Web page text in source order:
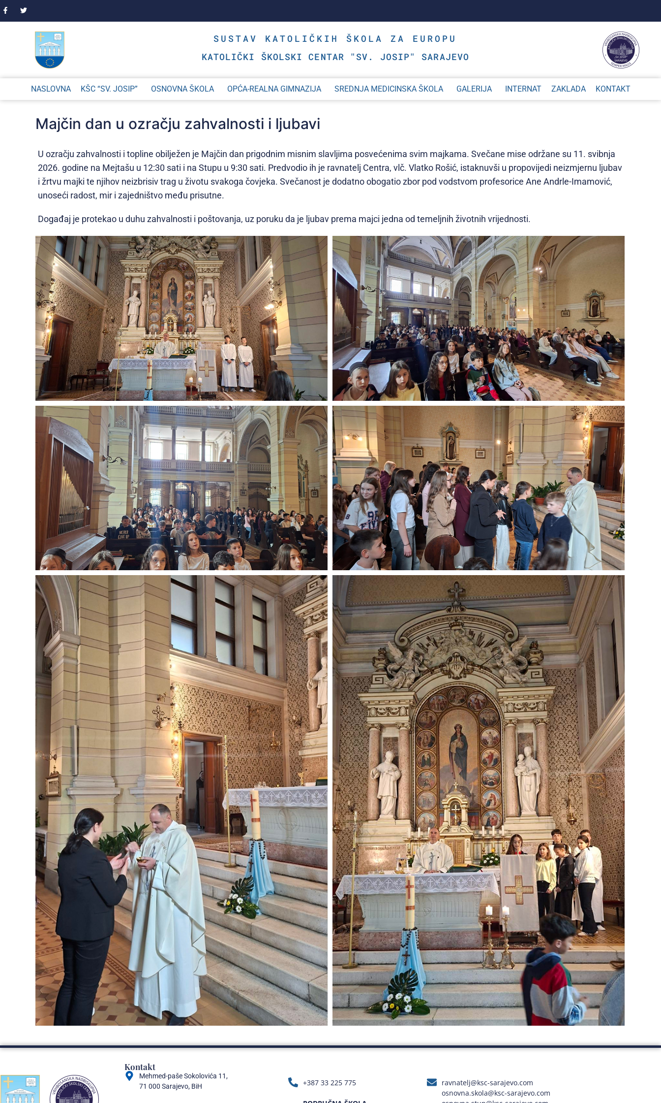
SUSTAV KATOLIČKIH ŠKOLA ZA EUROPU
KATOLIČKI ŠKOLSKI CENTAR "SV. JOSIP" SARAJEVO
NASLOVNA KŠC “SV. JOSIP” OSNOVNA ŠKOLA OPĆA-REALNA GIMNAZIJA SREDNJA MEDICINSKA ŠKOLA GALERIJA INTERNAT ZAKLADA KONTAKT
Majčin dan u ozračju zahvalnosti i ljubavi
U ozračju zahvalnosti i topline obilježen je Majčin dan prigodnim misnim slavljima posvećenima svim majkama. Svečane mise održane su 11. svibnja
2026. godine na Mejtašu u 12:30 sati i na Stupu u 9:30 sati. Predvodio ih je ravnatelj Centra, vlč. Vlatko Rošić, istaknuvši u propovijedi neizmjernu ljubav
i žrtvu majki te njihov neizbrisiv trag u životu svakoga čovjeka. Svečanost je dodatno obogatio zbor pod vodstvom profesorice Ane Andrle-Imamović,
unoseći radost, mir i zajedništvo među prisutne.
Događaj je protekao u duhu zahvalnosti i poštovanja, uz poruku da je ljubav prema majci jedna od temeljnih životnih vrijednosti.
Kontakt
Mehmed-paše Sokolovića 11,
71 000 Sarajevo, BiH
+387 33 225 775
ravnatelj@ksc-sarajevo.com
osnovna.skola@ksc-sarajevo.com